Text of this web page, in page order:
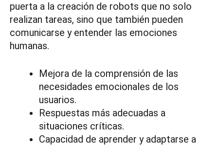
puerta a la creación de robots que no solo
realizan tareas, sino que también pueden
comunicarse y entender las emociones
humanas.
Mejora de la comprensión de las
necesidades emocionales de los
usuarios.
Respuestas más adecuadas a
situaciones críticas.
Capacidad de aprender y adaptarse a